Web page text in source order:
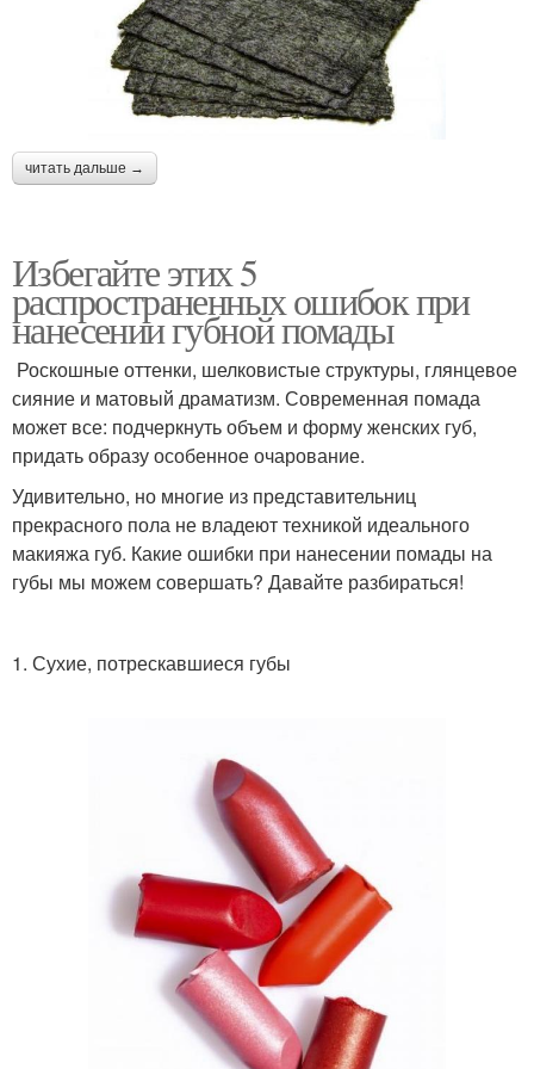
читать дальше →
Избегайте этих 5
распространенных ошибок при
нанесении губной помады
Роскошные оттенки, шелковистые структуры, глянцевое
сияние и матовый драматизм. Современная помада
может все: подчеркнуть объем и форму женских губ,
придать образу особенное очарование.
Удивительно, но многие из представительниц
прекрасного пола не владеют техникой идеального
макияжа губ. Какие ошибки при нанесении помады на
губы мы можем совершать? Давайте разбираться!
1. Сухие, потрескавшиеся губы